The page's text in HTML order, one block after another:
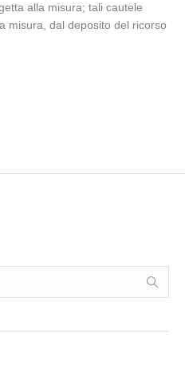
alla misura; tali cautele
misura, dal deposito del ricorso